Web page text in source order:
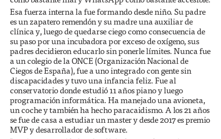
Esa fuerza interna la fue formando desde niño. Su padre
es un zapatero remendón y su madre una auxiliar de
clínica y, luego de quedarse ciego como consecuencia de
su paso por una incubadora por exceso de oxígeno, sus
padres decidieron educarlo sin ponerle límites. Nunca fue
a un colegio de la ONCE (Organización Nacional de
Ciegos de España), fue a uno integrado con gente sin
discapacidades y tuvo una infancia feliz. Fue al
conservatorio donde estudió 11 años piano y luego
programación informática. Ha manejado una avioneta,
un coche y también ha hecho paracaidismo. A los 21 años
se fue de casa a estudiar un master y desde 2017 es premio
MVP y desarrollador de software.